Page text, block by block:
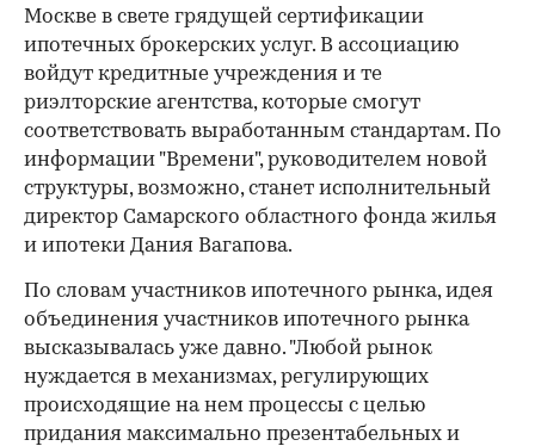
Москве в свете грядущей сертификации
ипотечных брокерских услуг. В ассоциацию
войдут кредитные учреждения и те
риэлторские агентства, которые смогут
соответствовать выработанным стандартам. По
информации "Времени", руководителем новой
структуры, возможно, станет исполнительный
директор Самарского областного фонда жилья
и ипотеки Дания Вагапова.
По словам участников ипотечного рынка, идея
объединения участников ипотечного рынка
высказывалась уже давно. "Любой рынок
нуждается в механизмах, регулирующих
происходящие на нем процессы с целью
придания максимально презентабельных и